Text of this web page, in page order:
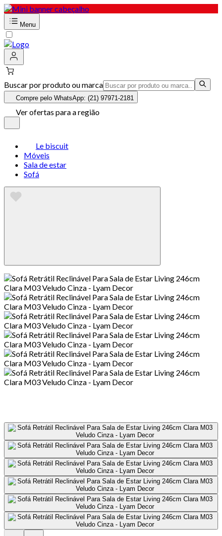
Menu
Buscar por produto ou marca
Compre pelo WhatsApp: (21) 97971-2181
Ver ofertas para a região
Le biscuit
Móveis
Sala de estar
Sofá